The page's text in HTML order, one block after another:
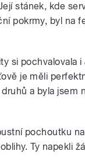
stánek, kde
pokrmy, byl na
si pochvalovala i
je měli
a byla jsem
pochoutku
Ty napekli